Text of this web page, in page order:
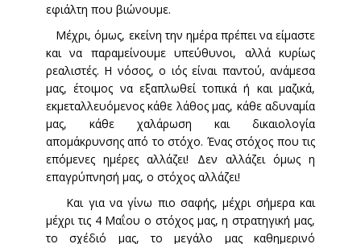
εφιάλτη που βιώνουμε.
Μέχρι, όμως, εκείνη την ημέρα πρέπει να είμαστε
και να παραμείνουμε υπεύθυνοι, αλλά κυρίως
ρεαλιστές. Η νόσος, ο ιός είναι παντού, ανάμεσα
μας, έτοιμος να εξαπλωθεί τοπικά ή και μαζικά,
εκμεταλλευόμενος κάθε λάθος μας, κάθε αδυναμία
μας, κάθε χαλάρωση και δικαιολογία
απομάκρυνσης από το στόχο. Ένας στόχος που τις
επόμενες ημέρες αλλάζει! Δεν αλλάζει όμως η
επαγρύπνησή μας, ο στόχος αλλάζει!
Και για να γίνω πιο σαφής, μέχρι σήμερα και
μέχρι τις 4 Μαΐου ο στόχος μας, η στρατηγική μας,
το σχέδιό μας, το μεγάλο μας καθημερινό